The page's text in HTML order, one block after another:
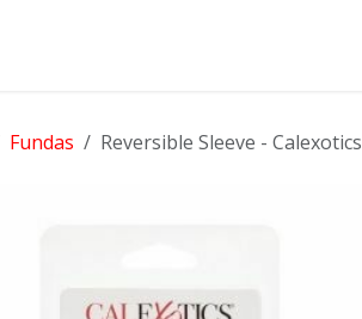
Fundas Reversible Sleeve - Calexotics